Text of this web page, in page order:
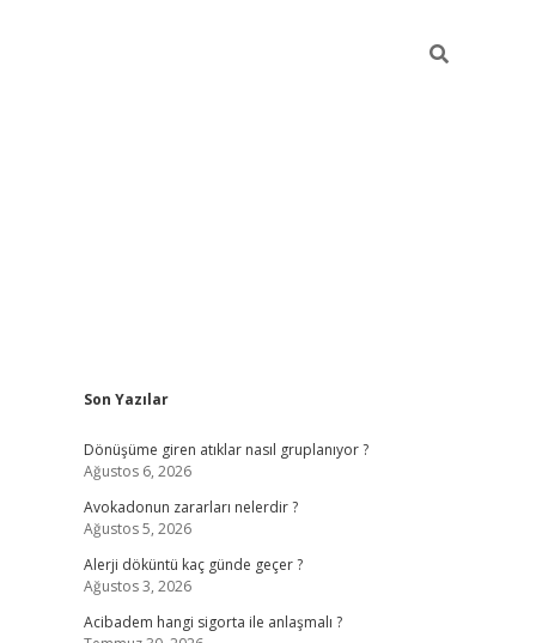
Sidebar
Son Yazılar
Dönüşüme giren atıklar nasıl gruplanıyor ?
Ağustos 6, 2026
Avokadonun zararları nelerdir ?
Ağustos 5, 2026
Alerji döküntü kaç günde geçer ?
Ağustos 3, 2026
Acibadem hangi sigorta ile anlaşmalı ?